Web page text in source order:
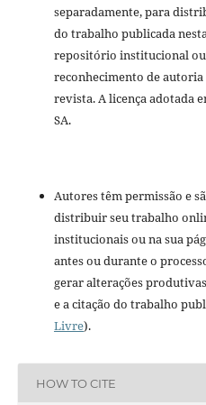
separadamente, para
do trabalho publicada
repositório institucional
reconhecimento de
revista. A licença adotada
SA.
Autores têm permissão e
distribuir seu trabalho
institucionais ou na sua
antes ou durante o
gerar alterações
e a citação do trabalho
Livre).
HOW TO CITE